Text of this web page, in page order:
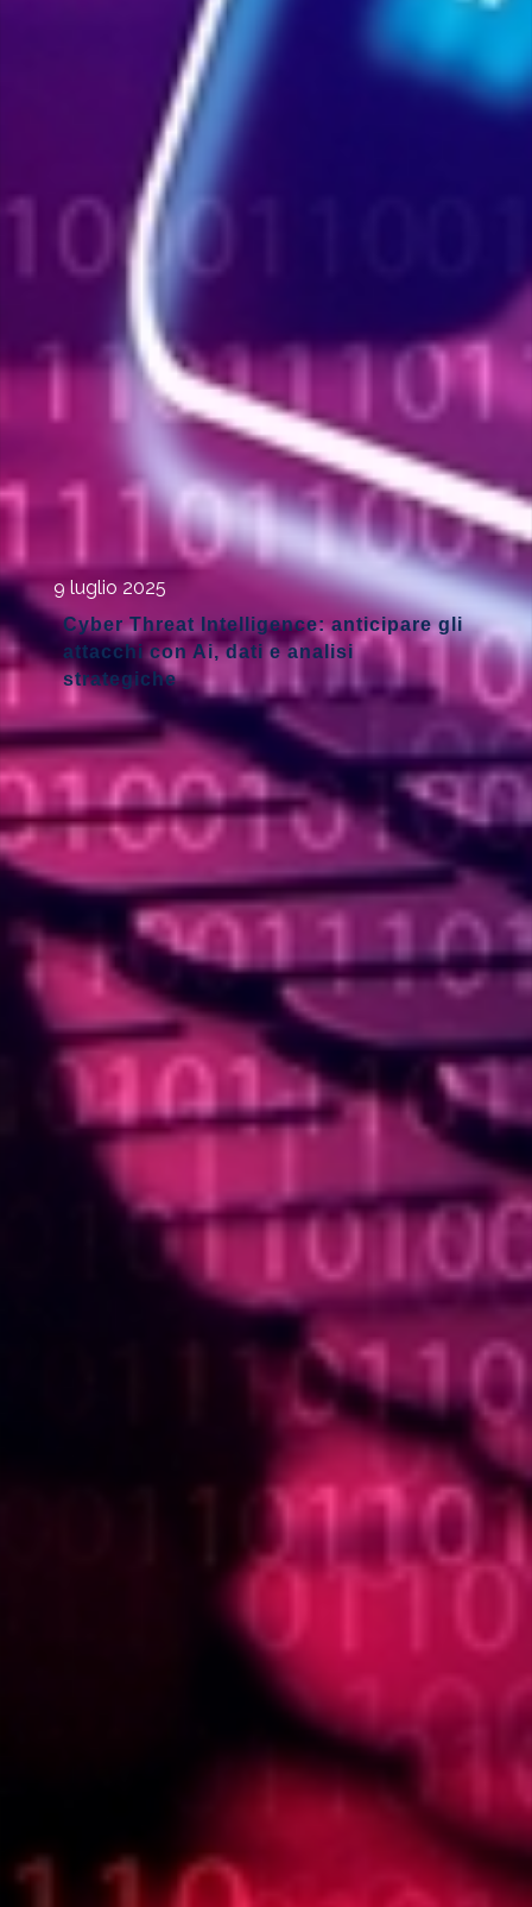
9 luglio 2025
Cyber Threat Intelligence: anticipare gli
attacchi con Ai, dati e analisi
strategiche